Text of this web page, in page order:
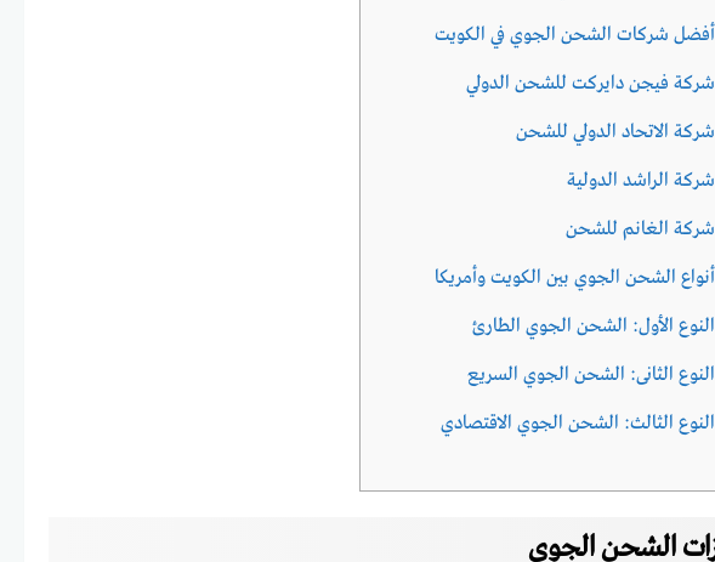
أفضل شركات الشحن الجوي في الكويت
شركة فيجن دايركت للشحن الدولي
شركة الاتحاد الدولي للشحن
شركة الراشد الدولية
شركة الغانم للشحن
أنواع الشحن الجوي بين الكويت وأمريكا
النوع الأول: الشحن الجوي الطارئ
النوع الثانى: الشحن الجوي السريع
النوع الثالث: الشحن الجوي الاقتصادي
الشحن الجوي